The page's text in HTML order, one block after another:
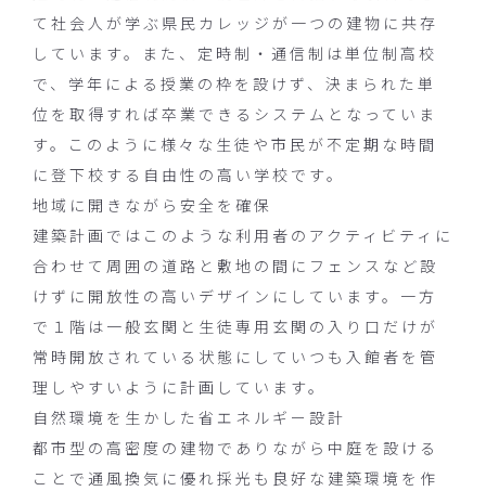
て社会人が学ぶ県民カレッジが一つの建物に共存
しています。また、定時制・通信制は単位制高校
で、学年による授業の枠を設けず、決まられた単
位を取得すれば卒業できるシステムとなっていま
す。このように様々な生徒や市民が不定期な時間
に登下校する自由性の高い学校です。
地域に開きながら安全を確保
建築計画ではこのような利用者のアクティビティに
合わせて周囲の道路と敷地の間にフェンスなど設
けずに開放性の高いデザインにしています。一方
で１階は一般玄関と生徒専用玄関の入り口だけが
常時開放されている状態にしていつも入館者を管
理しやすいように計画しています。
自然環境を生かした省エネルギー設計
都市型の高密度の建物でありながら中庭を設ける
ことで通風換気に優れ採光も良好な建築環境を作